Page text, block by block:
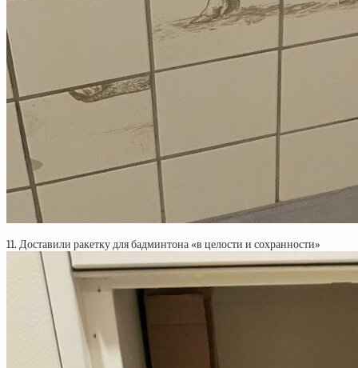
11. Доставили ракетку для бадминтона «в целости и сохранности»